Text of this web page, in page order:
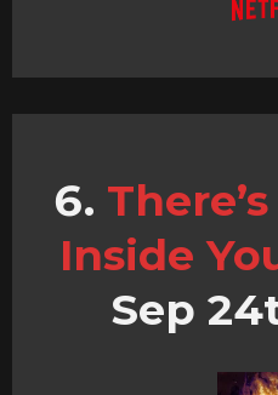
Inside
Sep